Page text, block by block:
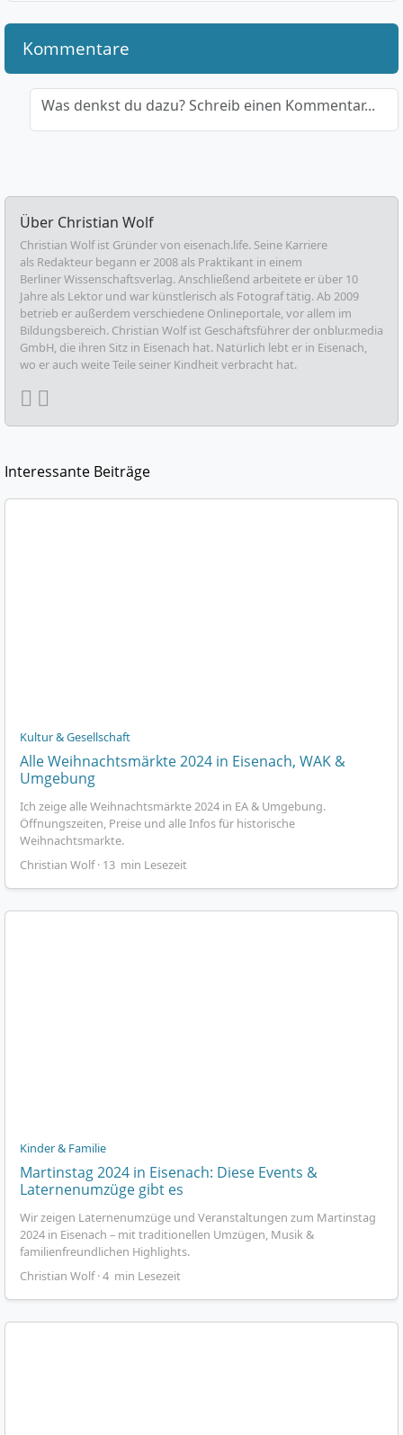
Kommentare
Was denkst du dazu? Schreib einen Kommentar...
Über Christian Wolf
Christian Wolf ist Gründer von eisenach.life. Seine Karriere
als Redakteur begann er 2008 als Praktikant in einem
Berliner Wissenschaftsverlag. Anschließend arbeitete er über 10
Jahre als Lektor und war künstlerisch als Fotograf tätig. Ab 2009
betrieb er außerdem verschiedene Onlineportale, vor allem im
Bildungsbereich. Christian Wolf ist Geschäftsführer der onblur.media
GmbH, die ihren Sitz in Eisenach hat. Natürlich lebt er in Eisenach,
wo er auch weite Teile seiner Kindheit verbracht hat.
Interessante Beiträge
Kultur & Gesellschaft
Alle Weihnachtsmärkte 2024 in Eisenach, WAK &
Umgebung
Ich zeige alle Weihnachtsmärkte 2024 in EA & Umgebung.
Öffnungszeiten, Preise und alle Infos für historische
Weihnachtsmarkte.
Christian Wolf · 13 min Lesezeit
Kinder & Familie
Martinstag 2024 in Eisenach: Diese Events &
Laternenumzüge gibt es
Wir zeigen Laternenumzüge und Veranstaltungen zum Martinstag
2024 in Eisenach – mit traditionellen Umzügen, Musik &
familienfreundlichen Highlights.
Christian Wolf · 4 min Lesezeit